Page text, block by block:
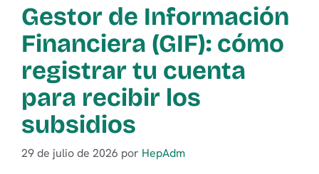
Gestor de Información
Financiera (GIF): cómo
registrar tu cuenta
para recibir los
subsidios
29 de julio de 2026 por HepAdm